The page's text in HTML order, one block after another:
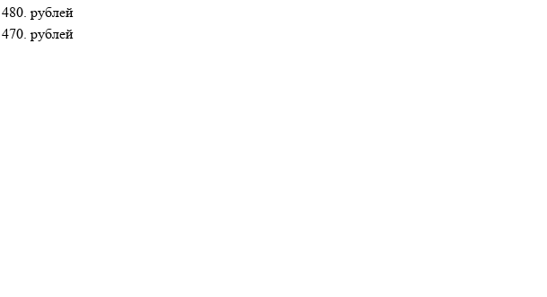
480. рублей
470. рублей